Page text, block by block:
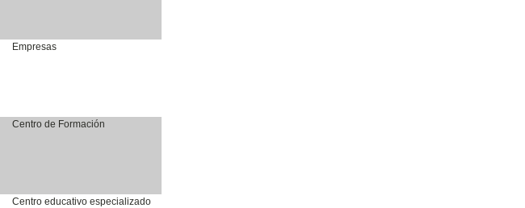
Empresas
Centro de Formación
Centro educativo especializado